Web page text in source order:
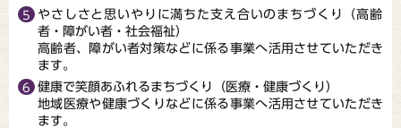
やさしさと思いやりに満ちた支え合いのまちづくり（高齢
者・障がい者・社会福祉）
高齢者、障がい者対策などに係る事業へ活用させていただき
ます。
健康で笑顔あふれるまちづくり（医療・健康づくり）
地域医療や健康づくりなどに係る事業へ活用させていただき
ます。